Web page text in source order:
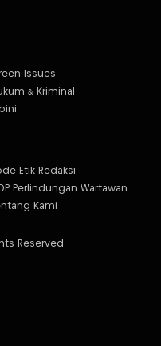
Issues
& Kriminal
Etik Redaksi
Perlindungan Wartawan
Kami
Reserved